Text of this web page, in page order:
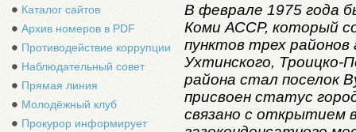
Каталог сайтов
Архив номеров в PDF
Противодействие коррупции
Наблюдательный совет
Прямая линия
Молодёжный клуб
Прокурор информирует
В феврале 1975 года
Коми АССР, который
пунктов трех
Ухтинского, Троицко-
района стал поселок
присвоен статус
связано с открытием